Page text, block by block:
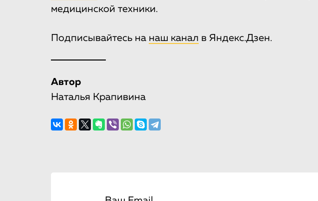
медицинской техники.
Подписывайтесь на наш канал в Яндекс.Дзен.
Автор
Наталья Крапивина